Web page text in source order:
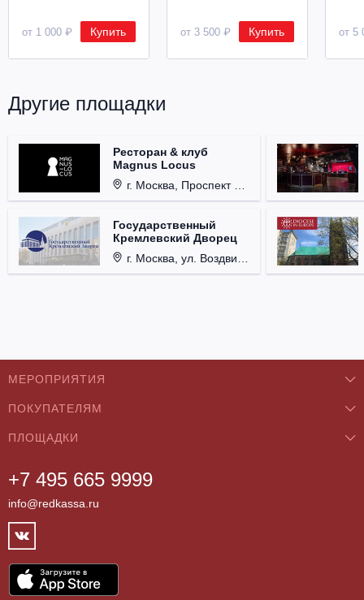
от 1 000 ₽ Купить от 3 500 ₽ Купить от 5
Другие площадки
Ресторан & клуб
Magnus Locus
г. Москва, Проспект Мира, д. 12, стр. 9.
Государственный
Кремлевский Дворец
г. Москва, ул. Воздвиженка, д. 1, Кремль.
+7 495 665 9999
info@redkassa.ru
МЕРОПРИЯТИЯ
Концерты
Классика
Театры
Фестивали
Спорт
Цирк
ПОКУПАТЕЛЯМ
О нас
Как купить
Возврат билетов
Контакты
Партнёры
ПЛОЩАДКИ
Бар/Ресторан/Кафе
Клуб
Концертный зал
Театр